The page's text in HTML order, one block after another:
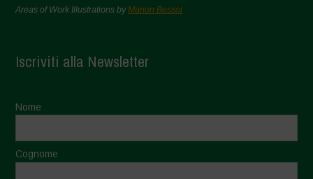
Areas of Work Illustrations byMarion Bessol
Iscriviti alla Newsletter
Nome
Cognome